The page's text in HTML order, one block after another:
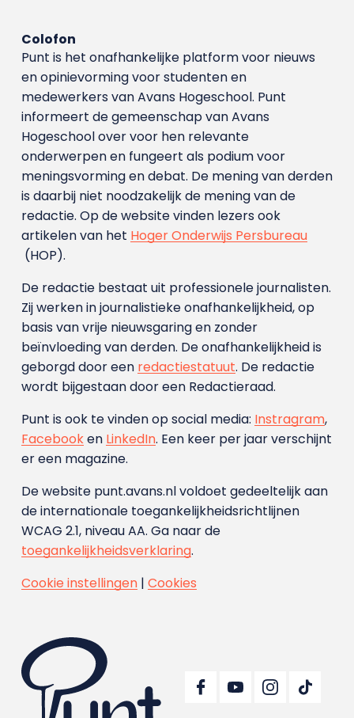
Colofon
Punt is het onafhankelijke platform voor nieuws
en opinievorming voor studenten en
medewerkers van Avans Hoge­school. Punt
informeert de gemeenschap van Avans
Hogeschool over voor hen relevante
onderwerpen en fungeert als podium voor
meningsvorming en debat. De mening van derden
is daarbij niet noodzakelijk de mening van de
redactie. Op de website vinden lezers ook
artikelen van het Hoger Onderwijs Persbureau
(HOP).
De redactie bestaat uit professionele journalisten.
Zij werken in journalistieke onafhankelijkheid, op
basis van vrije nieuwsgaring en zonder
beïnvloeding van derden. De onafhankelijkheid is
geborgd door een redactiestatuut. De redactie
wordt bijgestaan door een Redactieraad.
Punt is ook te vinden op social media: Instragram,
Facebooken LinkedIn. Een keer per jaar verschijnt
er een magazine.
De website punt.avans.nl voldoet gedeeltelijk aan
de internationale toegankelijkheidsrichtlijnen
WCAG 2.1, niveau AA. Ga naar de
toegankelijkheidsverklaring.
Cookie instellingen| Cookies